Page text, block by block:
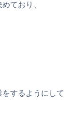
ており、
するようにして